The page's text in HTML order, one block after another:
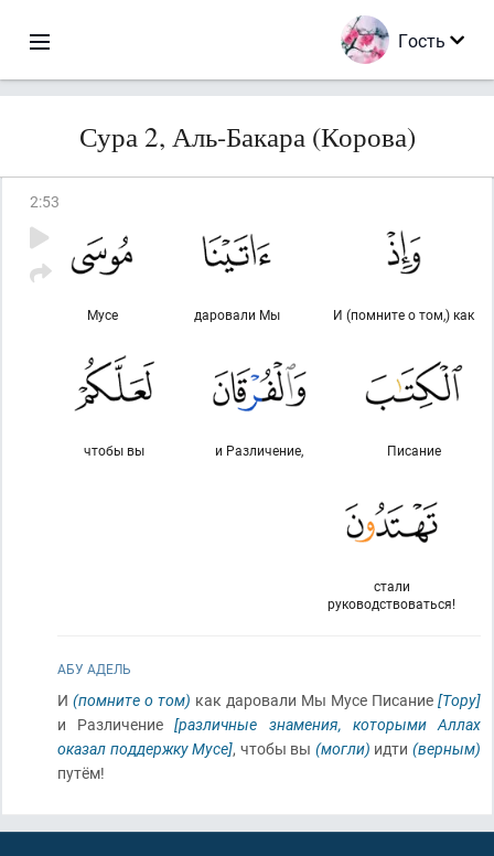
Гость
Сура 2, Аль-Бакара (Корова)
2:53
И (помните о том,) как
даровали Мы
Мусе
Писание
и Различение,
чтобы вы
стали
руководствоваться!
АБУ АДЕЛЬ
И (помните о том) как даровали Мы Мусе Писание [Тору]
и Различение[различные знамения, которыми Аллах
оказал поддержку Мусе], чтобы вы (могли) идти(верным)
путём!